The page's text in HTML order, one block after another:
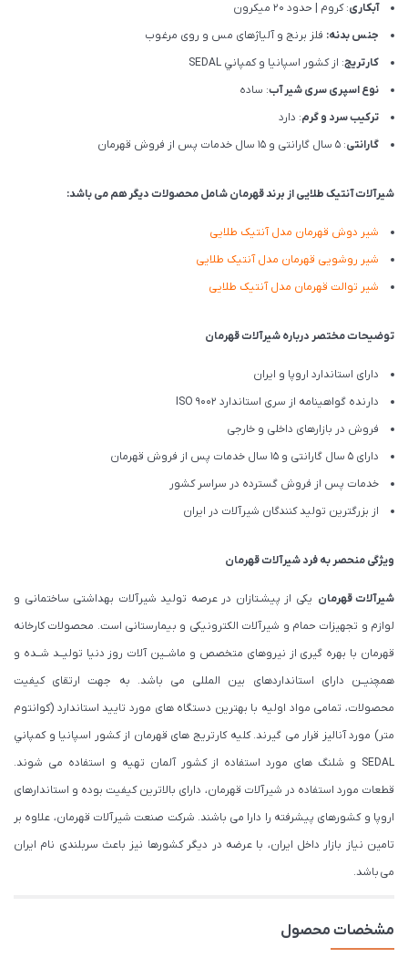
آبکاری: کروم | حدود 20 میکرون
جنس بدنه: فلز برنج و آلیاژهای مس و روی مرغوب
کارتریج: از كشور اسپانيا و كمپاني SEDAL
نوع اسپری سری شیر آب: ساده
ترکیب سرد و گرم: دارد
گارانتی: 5 سال گارانتی و 15 سال خدمات پس از فروش قهرمان
شیرآلات آنتیک طلایی از برند قهرمان شامل محصولات دیگر هم می باشد:
شیر دوش قهرمان مدل آنتیک طلایی
شیر روشویی قهرمان مدل آنتیک طلایی
شیر توالت قهرمان مدل آنتیک طلایی
توضیحات مختصر درباره شیرآلات قهرمان
دارای استاندارد اروپا و ایران
دارنده گواهینامه از سری استاندارد ISO 9002
فروش در بازارهای داخلی و خارجی
دارای 5 سال گارانتی و 15 سال خدمات پس از فروش قهرمان
خدمات پس از فروش گسترده در سراسر کشور
از بزرگترین تولید کنندگان شیرآلات در ایران
ویژگی منحصر به فرد شیرآلات قهرمان
شیرآلات قهرمان یکی از پیشـتازان در عرصه تولید شیرآلات بهداشتی ساختمانی و
لوازم و تجهیزات حمام و شیرآلات الکترونیکی و بیمارستانی است. محصولات کارخانه
قهرمان با بهره گیری از نیروهای متخصص و ماشــین آلات روز دنیا تولیــد شــده و
همچنیــن دارای استانداردهای بین المللی می باشد. به جهت ارتقای کیفیت
محصولات، تمامی مواد اولیه با بهترین دستگاه های مورد تایید استاندارد (كوانتوم
متر) مورد آنالیز قرار می گیرند. كليه كارتريج های قهرمان از كشور اسپانيا و كمپاني
SEDAL و شلنگ های مورد استفاده از کشور آلمان تهیه و استفاده می شوند.
قطعات مورد استفاده در شیرآلات قهرمان، دارای بالاترین کیفیت بوده و استاندارهای
اروپا و کشورهای پیشرفته را دارا می باشند. شرکت صنعت شیرآلات قهرمان، علاوه بر
تامین نیاز بازار داخل ایران، با عرضه در دیگر کشورها نیز باعث سربلندی نام ایران
می باشد.
مشخصات محصول